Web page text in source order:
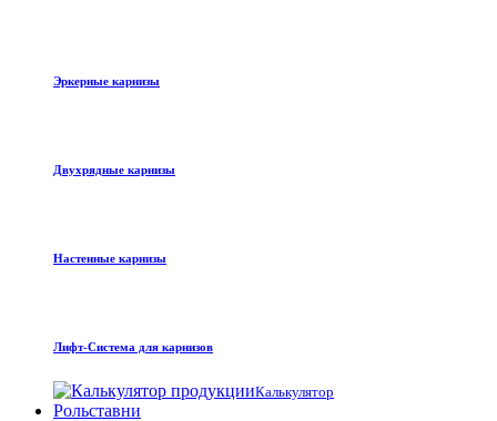
Эркерные карнизы
Двухрядные карнизы
Настенные карнизы
Лифт-Система для карнизов
Калькулятор
Рольставни